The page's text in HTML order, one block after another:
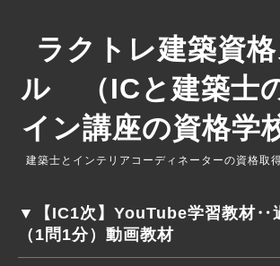
ラクトレ建築資
ル （ICと建築士
イン講座の資格学
建築士とインテリアコーディネーターの資格取
▼【IC1次】YouTube学習教材‥
（1問1分）動画教材